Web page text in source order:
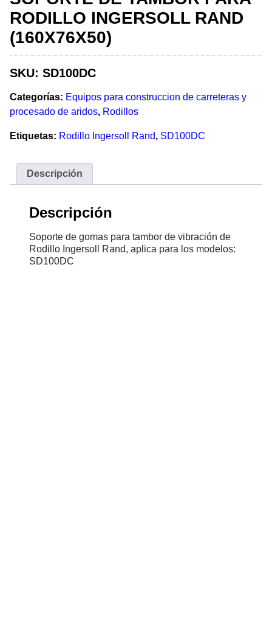
RODILLO INGERSOLL RAND
(160X76X50)
SKU: SD100DC
Categorías: Equipos para construccion de carreteras y
procesado de aridos, Rodillos
Etiquetas: Rodillo Ingersoll Rand, SD100DC
Descripción
Descripción
Soporte de gomas para tambor de vibración de
Rodillo Ingersoll Rand, aplica para los modelos:
SD100DC